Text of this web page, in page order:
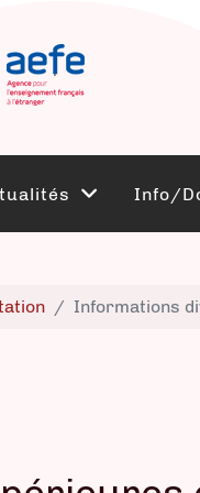
Info/
Informations